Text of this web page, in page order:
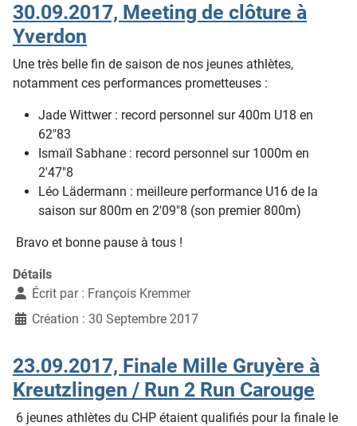
30.09.2017, Meeting de clôture à
Yverdon
Une très belle fin de saison de nos jeunes athlètes,
notamment ces performances prometteuses :
Jade Wittwer : record personnel sur 400m U18 en
62"83
Ismaïl Sabhane : record personnel sur 1000m en
2'47"8
Léo Lädermann : meilleure performance U16 de la
saison sur 800m en 2'09"8 (son premier 800m)
Bravo et bonne pause à tous !
Détails
Écrit par : François Kremmer
Création : 30 Septembre 2017
23.09.2017, Finale Mille Gruyère à
Kreutzlingen / Run 2 Run Carouge
6 jeunes athlètes du CHP étaient qualifiés pour la finale le